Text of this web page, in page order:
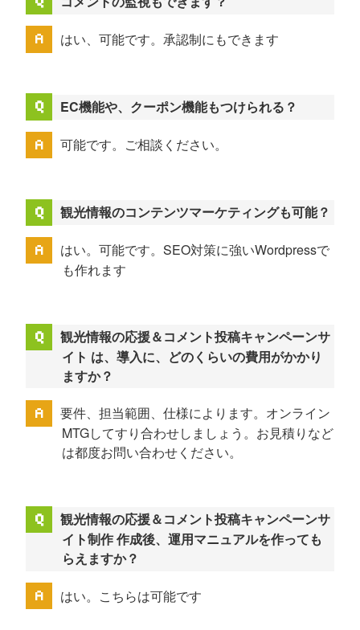
はい、可能です。承認制にもできます
EC機能や、クーポン機能もつけられる？
可能です。ご相談ください。
観光情報のコンテンツマーケティングも可能？
はい。可能です。SEO対策に強いWordpressで
も作れます
観光情報の応援＆コメント投稿キャンペーンサ
イト は、導入に、どのくらいの費用がかかり
ますか？
要件、担当範囲、仕様によります。オンライン
MTGしてすり合わせしましょう。お見積りなど
は都度お問い合わせください。
観光情報の応援＆コメント投稿キャンペーンサ
イト制作 作成後、運用マニュアルを作っても
らえますか？
はい。こちらは可能です